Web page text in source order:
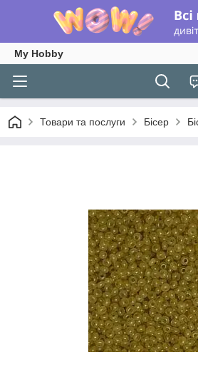
My Hobby
Товари та послуги Бісер